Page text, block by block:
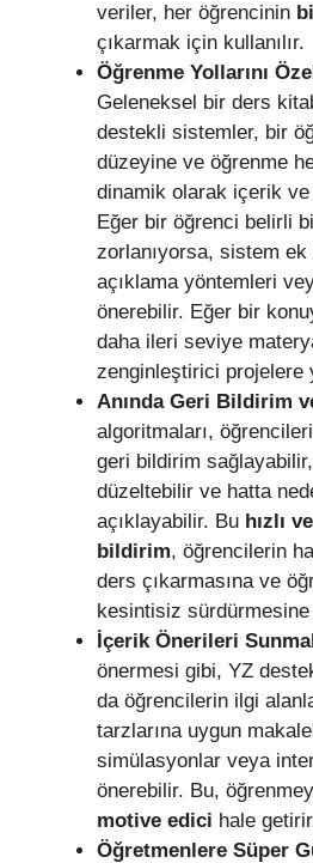
veriler, her öğrencinin
çıkarmak için kullanılır.
Öğrenme Yollarını
Geleneksel bir ders
destekli sistemler, bir
düzeyine ve öğrenme
dinamik olarak içerik
Eğer bir öğrenci belirli
zorlanıyorsa, sistem ek
açıklama yöntemleri
önerebilir. Eğer bir
daha ileri seviye
zenginleştirici projelere
Anında Geri Bildirim
algoritmaları,
geri bildirim
düzeltebilir ve hatta
açıklayabilir. Bu hızlı
bildirim, öğrencilerin
ders çıkarmasına ve
kesintisiz sürdürmesine
İçerik Önerileri
önermesi gibi, YZ
da öğrencilerin ilgi
tarzlarına uygun
simülasyonlar veya
önerebilir. Bu,
motive edici hale
Öğretmenlere Süper